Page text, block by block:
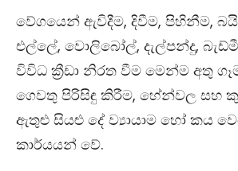
වේගයෙන් ඇවිදීම, දිවීම, පිහිනීම,
එල්ලේ, වොලිබෝල්, දැල්පන්දු,
විවිධ ක්‍රීඩා නිරත වීම මෙන්ම අතු
ගෙවතු පිරිසිඳු කිරීම, හේන්වල සහ
ඇතුළු සියළු දේ ව්‍යායාම හෝ කය
කාර්යයන් වේ.